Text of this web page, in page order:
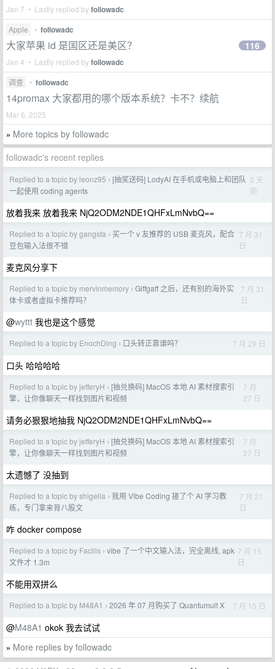
Jan 7 • Lastly replied byfollowadc
Apple • followadc
大家苹果 id 是国区还是美区？
Jan 4 • Lastly replied byfollowadc
116
调查 • followadc
14promax 大家都用的哪个版本系统？卡不？续航
Mar 6, 2025
» More topics by followadc
followadc's recent replies
Replied to a topic by leonz95 › [抽奖送码] LodyAI 在手机或电脑上和团队
一起使用 coding agents
3 天
前
放着我来 放着我来 NjQ2ODM2NDE1QHFxLmNvbQ==
Replied to a topic by gangsta › 买一个 v 友推荐的 USB 麦克风，配合
豆包输入法很不错
7 月 31
日
麦克风分享下
Replied to a topic by mervinmemory › Giffgaff 之后，还有别的海外实
体卡或者虚拟卡推荐吗？
7 月 31
日
@wyttt 我也是这个感觉
Replied to a topic by EnochDing › 口头转正靠谱吗？ 7 月 29 日
口头 哈哈哈哈
Replied to a topic by jefferyH › [抽兑换码] MacOS 本地 AI 素材搜索引
擎，让你像聊天一样找到图片和视频
7 月
27 日
请务必狠狠地抽我 NjQ2ODM2NDE1QHFxLmNvbQ==
Replied to a topic by jefferyH › [抽兑换码] MacOS 本地 AI 素材搜索引
擎，让你像聊天一样找到图片和视频
7 月
27 日
太遗憾了 没抽到
Replied to a topic by shigella › 我用 Vibe Coding 搓了个 AI 学习教
练，专门拿来背八股文
7 月 21
日
咋 docker compose
Replied to a topic by Facilis › vibe 了一个中文输入法，完全离线, apk
文件才 1.3m
7 月 15
日
不能用双拼么
Replied to a topic by M48A1 › 2026 年 07 月购买了 Quantumult X 7 月 15 日
@M48A1 okok 我去试试
» More replies by followadc